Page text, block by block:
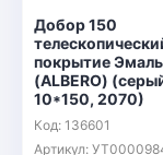
Добор 150
покрытие
(ALBERO)
10*150, 2070)
Код: 136601
Артикул: